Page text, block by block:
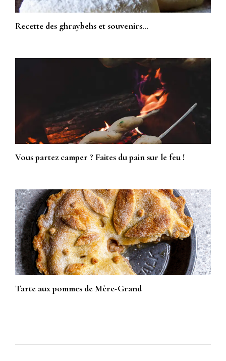
Recette des ghraybehs et souvenirs…
Vous partez camper ? Faites du pain sur le feu !
Tarte aux pommes de Mère-Grand